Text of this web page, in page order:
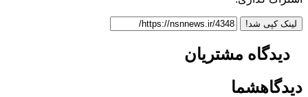
لینک کپی شد!
دیدگاه مشتریان
دیدگاهشما